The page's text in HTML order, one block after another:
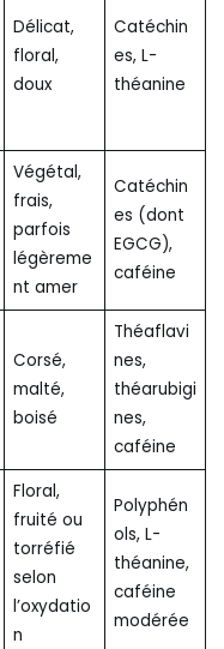
Délicat,
floral,
doux
Catéchin
es, L-
théanine
Végétal,
frais,
parfois
légèreme
nt amer
Catéchin
es (dont
EGCG),
caféine
Corsé,
malté,
boisé
Théaflavi
nes,
théarubigi
nes,
caféine
Floral,
fruité ou
torréfié
selon
l’oxydatio
n
Polyphén
ols, L-
théanine,
caféine
modérée